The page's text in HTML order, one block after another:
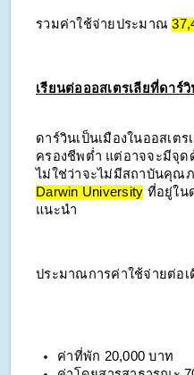
รวมค่าใช้จ่ายประมาณ
เรียนต่อออสเตรเลียที่ดาร์
ดาร์วินเป็นเมืองในออสเต
ครองชีพต่ำ แต่อาจจะมีจุด
ไม่ใช่ว่าจะไม่มีสถาบันคุณภ
Darwin University ที่อยู่ใน
แนะนำ
ประมาณการค่าใช้จ่ายต่อเ
ค่าที่พัก 20,000 บาท